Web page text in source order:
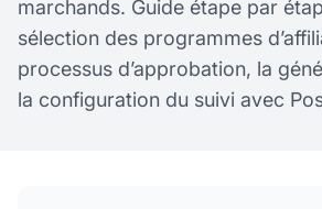
marchands. Guide étape par
sélection des programmes
processus d’approbation, la
la configuration du suivi avec